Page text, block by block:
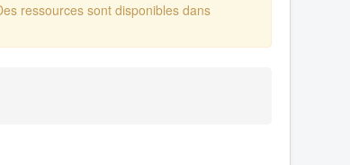
ressources sont disponibles dans